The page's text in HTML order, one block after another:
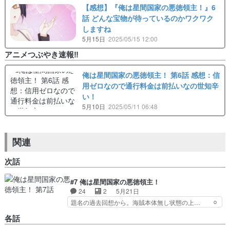
【感想】『俺は星間国家の悪徳領主！』6
話 どんな宝物が待っているのかワクワク
しますね
5月15日 2025/05/15 12:00
アニメつぶやき速報‼︎
俺は星間国家の悪徳領主！ 第6話 感想：信
用ゼロなので通行料金は前払いなの世知辛
い！
5月10日 2025/05/11 06:48
関連
次話
#7 俺は星間国家の悪徳領主！
24 2
5月21日
題名の過去回想から。海賊本体無し状態の上… ⚪︎
各話